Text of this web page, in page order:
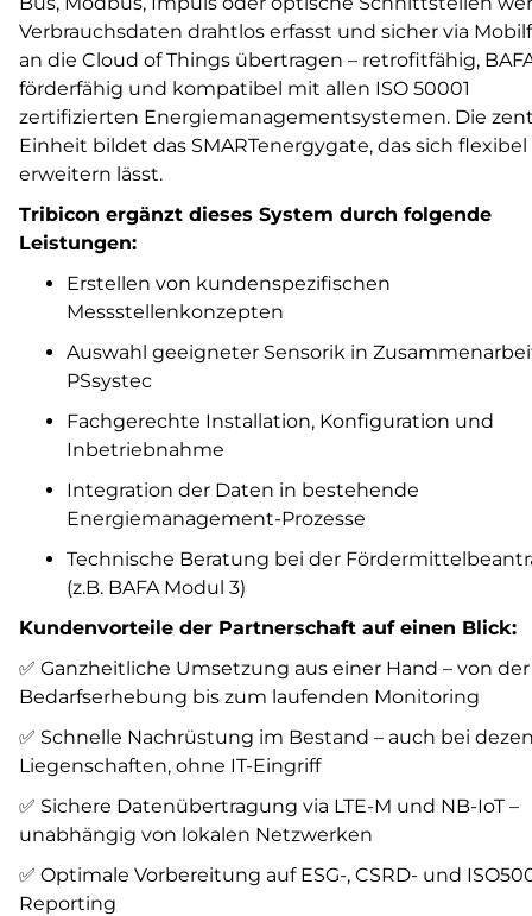
Verbrauchsdaten drahtlos erfasst und sicher via
an die Cloud of Things übertragen – retrofitfähig,
förderfähig und kompatibel mit allen ISO 50001
zertifizierten Energiemanagementsystemen. Die
Einheit bildet das SMARTenergygate, das sich flexibel
erweitern lässt.
Tribicon ergänzt dieses System durch folgende
Leistungen:
Erstellen von kundenspezifischen
Messstellenkonzepten
Auswahl geeigneter Sensorik in
PSsystec
Fachgerechte Installation, Konfiguration und
Inbetriebnahme
Integration der Daten in bestehende
Energiemanagement-Prozesse
Technische Beratung bei der
(z.B. BAFA Modul 3)
Kundenvorteile der Partnerschaft auf einen Blick:
✅ Ganzheitliche Umsetzung aus einer Hand – von der
Bedarfserhebung bis zum laufenden Monitoring
✅ Schnelle Nachrüstung im Bestand – auch bei
Liegenschaften, ohne IT-Eingriff
✅ Sichere Datenübertragung via LTE-M und NB-IoT –
unabhängig von lokalen Netzwerken
✅ Optimale Vorbereitung auf ESG-, CSRD- und
Reporting